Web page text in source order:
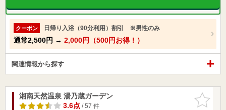
クーポン 日帰り入浴（90分利用）割引 ※男性のみ
通常2,500円 → 2,000円（500円お得！）
関連情報から探す
お気に入
りに追加
湘南天然温泉 湯乃蔵ガーデン
3.6点/ 57 件